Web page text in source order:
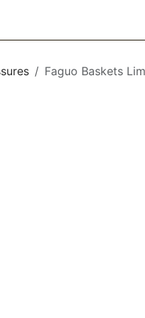
Faguo Baskets